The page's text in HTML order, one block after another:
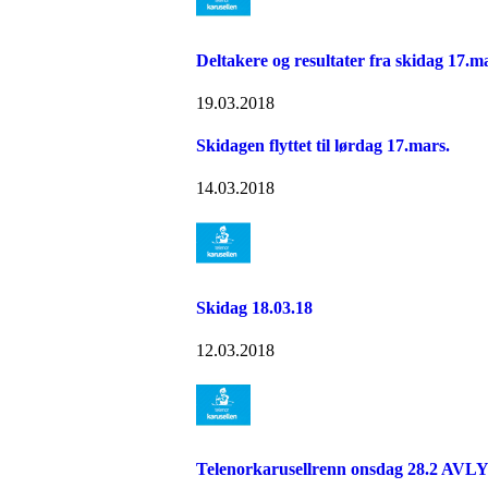
Deltakere og resultater fra skidag
19.03.2018
Skidagen flyttet til lørdag 17.mars.
14.03.2018
Skidag 18.03.18
12.03.2018
Telenorkarusellrenn onsdag 28.2